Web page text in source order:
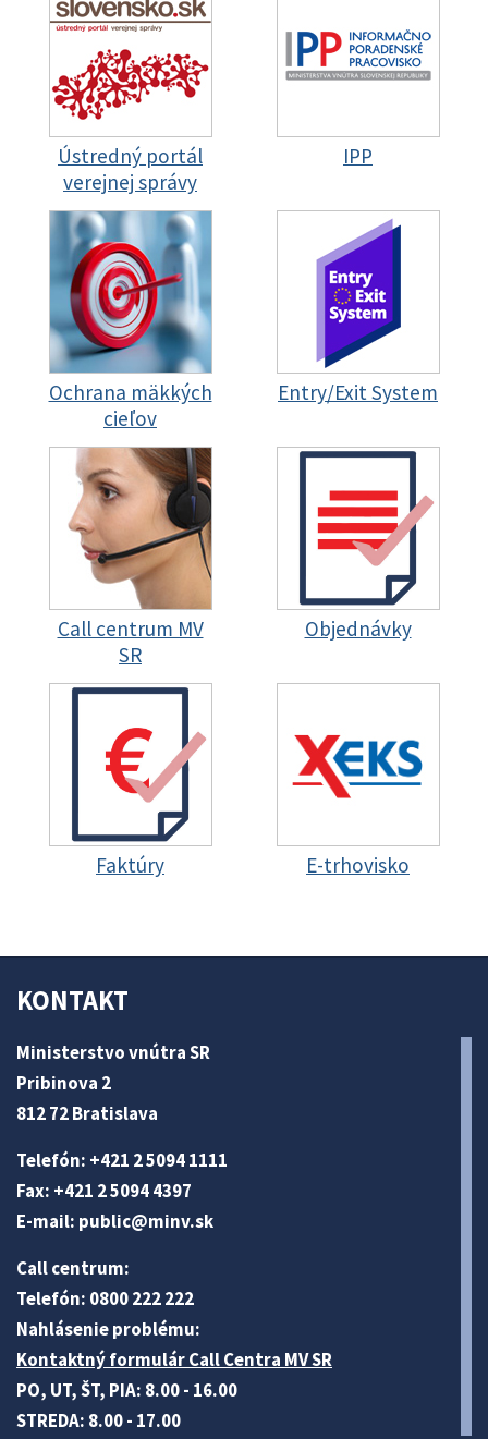
Ústredný portál
verejnej správy
IPP
Ochrana mäkkých
cieľov
Entry/Exit System
Call centrum MV
SR
Objednávky
Faktúry E-trhovisko
KONTAKT
Ministerstvo vnútra SR
Pribinova 2
812 72 Bratislava
Telefón: +421 2 5094 1111
Fax: +421 2 5094 4397
E-mail: public@minv.sk
Call centrum:
Telefón: 0800 222 222
Nahlásenie problému:
Kontaktný formulár Call Centra MV SR
PO, UT, ŠT, PIA: 8.00 - 16.00
STREDA: 8.00 - 17.00